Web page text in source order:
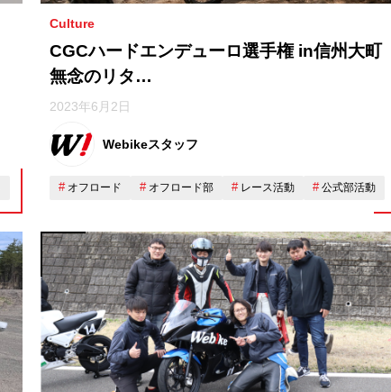
Culture
CGCハードエンデューロ選手権 in信州大
無念のリタ…
2023年6月2日
Webikeスタッフ
オフロード オフロード部 レース活動 公式部活動